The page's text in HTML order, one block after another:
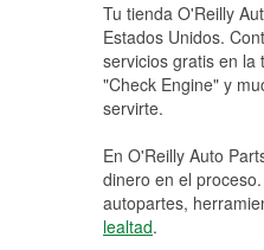
Tu tienda O'Reilly
Estados Unidos.
servicios gratis en la
"Check Engine" y
servirte.
En O'Reilly Auto
dinero en el
autopartes,
lealtad.